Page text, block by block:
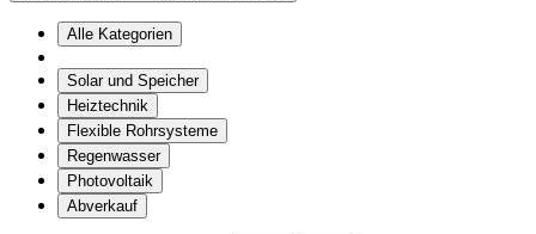
Alle Kategorien
Solar und Speicher
Heiztechnik
Flexible Rohrsysteme
Regenwasser
Photovoltaik
Abverkauf